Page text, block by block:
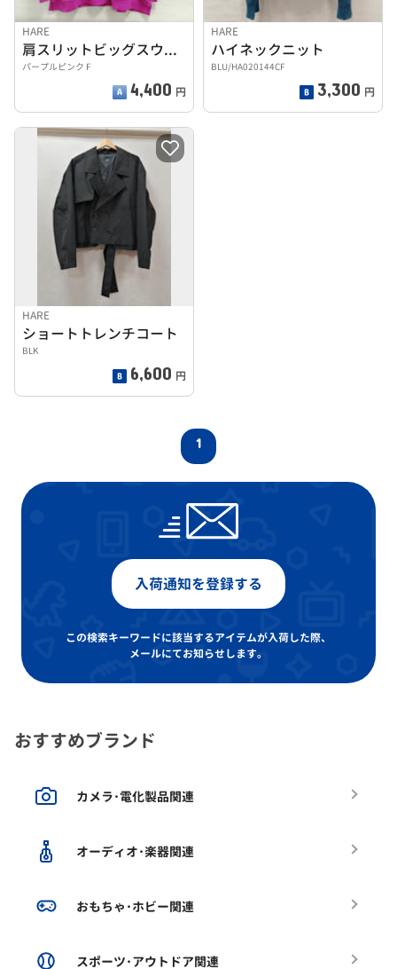
HARE
肩スリットビッグスウェット
パープルピンク F
4,400 円
HARE
ハイネックニット
BLU/HA020144CF
3,300 円
HARE
ショートトレンチコート
BLK
6,600 円
1
入荷通知を登録する
この検索キーワードに該当するアイテムが入荷した際、
メールにてお知らせします。
おすすめブランド
カメラ･電化製品関連
オーディオ･楽器関連
おもちゃ･ホビー関連
スポーツ･アウトドア関連